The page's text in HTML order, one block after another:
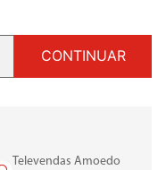
CONTINUAR
Televendas Amoedo